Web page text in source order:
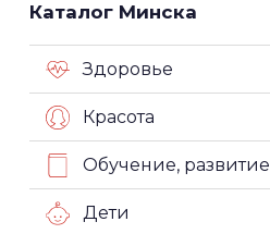
Каталог Минска
Здоровье
Красота
Обучение, развитие
Дети